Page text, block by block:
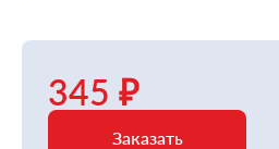
345 ₽
Заказать